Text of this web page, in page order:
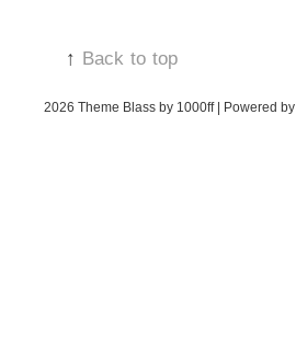
↑ Back to top
2026 Theme Blass by 1000ff | Powered by